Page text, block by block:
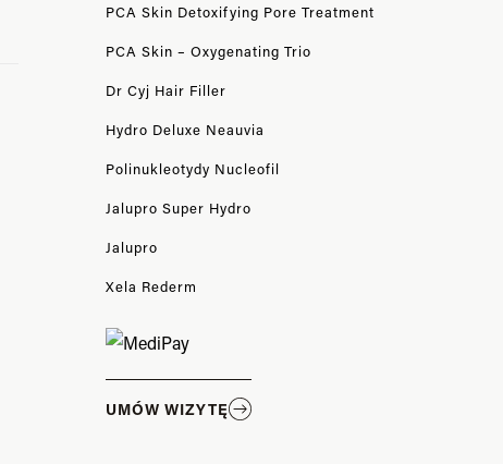
PCA Skin Detoxifying Pore Treatment
PCA Skin – Oxygenating Trio
Dr Cyj Hair Filler
Hydro Deluxe Neauvia
Polinukleotydy Nucleofil
Jalupro Super Hydro
Jalupro
Xela Rederm
UMÓW WIZYTĘ